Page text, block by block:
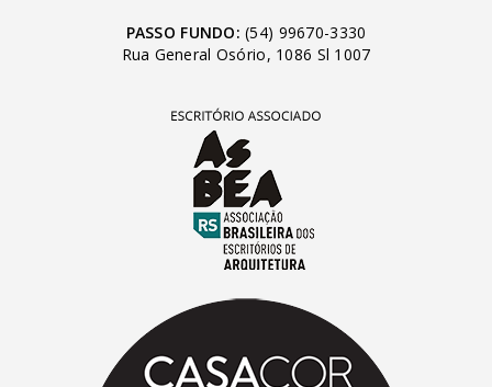
PASSO FUNDO: (54) 99670-3330
Rua General Osório, 1086 Sl 1007